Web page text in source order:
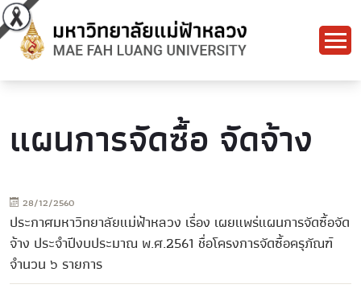
แผนการจัดซื้อ จัดจ้าง
28/12/2560
ประกาศมหาวิทยาลัยแม่ฟ้าหลวง เรื่อง เผยแพร่แผนการจัดซื้อจัด
จ้าง ประจำปีงบประมาณ พ.ศ.2561 ชื่อโครงการจัดซื้อครุภัณฑ์
จำนวน ๖ รายการ